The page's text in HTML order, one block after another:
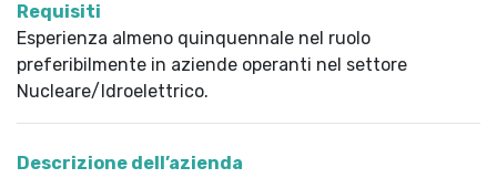
Requisiti
Esperienza almeno quinquennale nel ruolo
preferibilmente in aziende operanti nel settore
Nucleare/Idroelettrico.
Descrizione dell’azienda